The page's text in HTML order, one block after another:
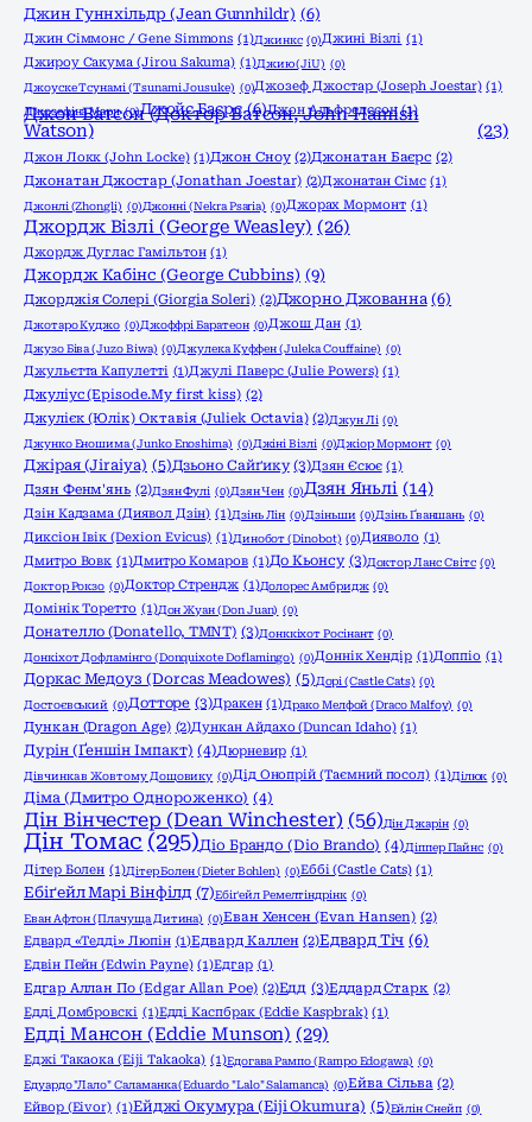
Джин Гуннхільдр (Jean Gunnhildr) (6)
Джин Сіммонс / Gene Simmons (1)Джинкс (0)Джині Візлі (1)
Джироу Сакума (Jirou Sakuma) (1)Джию (JiU) (0)
Джоyске Тсунамі (Tsunami Jousuke) (0)Джозеф Джостар (Joseph Joestar) (1)
Джозефіна Марч (0)Джойс Баєрс (6)Джон Альфредссон (1)
Джон Ватсон (Доктор Ватсон, John Hamish
Watson)
(23)
Джон Локк (John Locke) (1)Джон Сноу (2)Джонатан Баєрс (2)
Джонатан Джостар (Jonathan Joestar) (2)Джонатан Сімс (1)
Джонлі (Zhongli) (0)Джонні (Nekra Psaria) (0)Джорах Мормонт (1)
Джордж Візлі (George Weasley) (26)
Джордж Дуглас Гамільтон (1)
Джордж Кабінс (George Cubbins) (9)
Джорджія Солері (Giorgia Soleri) (2)Джорно Джованна (6)
Джотаро Куджо (0)Джоффрі Баратеон (0)Джош Дан (1)
Джузо Біва (Juzo Biwa) (0)Джулека Куффен (Juleka Couffaine) (0)
Джульєтта Капулетті (1)Джулі Паверс (Julie Powers) (1)
Джуліус (Episode.My first kiss) (2)
Джулієк (Юлік) Октавія (Juliek Octavia) (2)Джун Лі (0)
Джунко Еношима (Junko Enoshima) (0)Джіні Візлі (0)Джіор Мормонт (0)
Джірая (Jiraiya) (5)Дзьоно Сайґику (3)Дзян Єсює (1)
Дзян Фенм'янь (2)Дзян Фулі (0)Дзян Чен (0)Дзян Яньлі (14)
Дзін Кадзама (Диявол Дзін) (1)Дзінь Лін (0)Дзіньши (0)Дзінь Ґваншань (0)
Диксіон Івік (Dexion Evicus) (1)Динобот (Dinobot) (0)Дияволо (1)
Дмитро Вовк (1)Дмитро Комаров (1)До Кьонсу (3)Доктор Ланс Світс (0)
Доктор Рокзо (0)Доктор Стрендж (1)Долорес Амбридж (0)
Домінік Торетто (1)Дон Жуан (Don Juan) (0)
Донателло (Donatello, TMNT) (3)Донккіхот Росінант (0)
Донкіхот Дофламінго (Donquixote Doflamingo) (0)Доннік Хендір (1)Доппіо (1)
Доркас Медоуз (Dorcas Meadowes) (5)Дорі (Castle Cats) (0)
Достоєвський (0)Дотторе (3)Дракен (1)Драко Мелфой (Draco Malfoy) (0)
Дункан (Dragon Age) (2)Дункан Айдахо (Duncan Idaho) (1)
Дурін (Ґеншін Імпакт) (4)Дюрневир (1)
Дівчинка в Жовтому Дощовику (0)Дід Онопрій (Таємний посол) (1)Ділюк (0)
Діма (Дмитро Однороженко) (4)
Дін Вінчестер (Dean Winchester) (56)Дін Джарін (0)
Дін Томас (295)Діо Брандо (Dio Brando) (4)Діппер Пайнс (0)
Дітер Болен (1)Дітер Болен (Dieter Bohlen) (0)Еббі (Castle Cats) (1)
Ебіґейл Марі Вінфілд (7)Ебіґейл Ремелтіндрінк (0)
Еван Афтон (Плачуща Дитина) (0)Еван Хенсен (Evan Hansen) (2)
Едвард «Тедді» Люпін (1)Едвард Каллен (2)Едвард Тіч (6)
Едвін Пейн (Edwin Payne) (1)Едгар (1)
Едгар Аллан По (Edgar Allan Poe) (2)Едд (3)Еддард Старк (2)
Едді Домбровскі (1)Едді Каспбрак (Eddie Kaspbrak) (1)
Едді Мансон (Eddie Munson) (29)
Еджі Такаока (Eiji Takaoka) (1)Едогава Рампо (Rampo Edogawa) (0)
Едуардо "Лало" Саламанка (Eduardo "Lalo" Salamanca) (0)Ейва Сільва (2)
Ейвор (Eivor) (1)Ейджі Окумура (Eiji Okumura) (5)Ейлін Снейп (0)